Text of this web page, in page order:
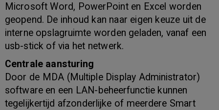
Microsoft Word, PowerPoint en Excel worden
geopend. De inhoud kan naar eigen keuze uit de
interne opslagruimte worden geladen, vanaf een
usb-stick of via het netwerk.
Centrale aansturing
Door de MDA (Multiple Display Administrator)
software en een LAN-beheerfunctie kunnen
tegelijkertijd afzonderlijke of meerdere Smart